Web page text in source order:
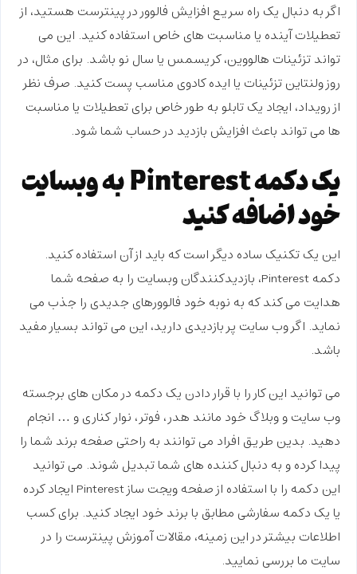
اگر به دنبال یک راه سریع افزایش فالوور در پینترست هستید، از
تعطیلات آینده یا مناسبت های خاص استفاده کنید. این می
تواند تزئینات هالووین، کریسمس یا سال نو باشد. برای مثال، در
روز ولنتاین تزئینات یا ایده کادوی مناسب پست کنید. صرف نظر
از رویداد، ایجاد یک تابلو به طور خاص برای تعطیلات یا مناسبت
ها می تواند باعث افزایش بازدید در حساب شما شود.
یک دکمه Pinterest به وبسایت
خود اضافه کنید
این یک تکنیک ساده دیگر است که باید از آن استفاده کنید.
دکمه Pinterest، بازدیدکنندگان وبسایت را به صفحه شما
هدایت می کند که به نوبه خود فالوورهای جدیدی را جذب می
نماید. اگر وب سایت پر بازدیدی دارید، این می تواند بسیار مفید
باشد.
می توانید این کار را با قرار دادن یک دکمه در مکان های برجسته
وب سایت و وبلاگ خود مانند هدر، فوتر، نوار کناری و … انجام
دهید. بدین طریق افراد می توانند به راحتی صفحه برند شما را
پیدا کرده و به دنبال کننده های شما تبدیل شوند. می توانید
این دکمه را با استفاده از صفحه ویجت ساز Pinterest ایجاد کرده
یا یک دکمه سفارشی مطابق با برند خود ایجاد کنید. برای کسب
اطلاعات بیشتر در این زمینه، مقالاتآموزش پینترست را در
سایت ما بررسی نمایید.